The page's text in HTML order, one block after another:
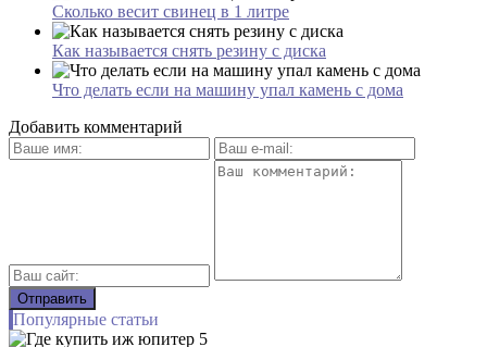
Сколько весит свинец в 1 литре
Как называется снять резину с диска
Что делать если на машину упал камень с дома
Добавить комментарий
Популярные статьи